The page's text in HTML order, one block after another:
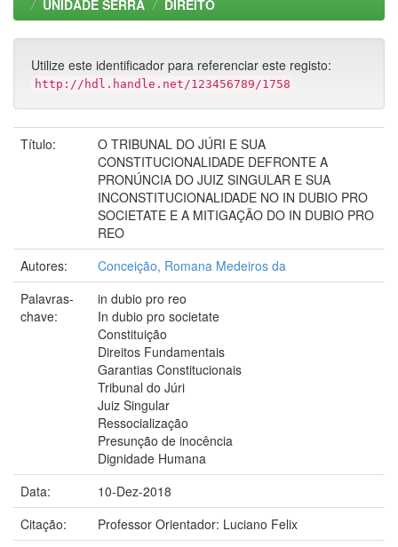
UNIDADE SERRA
DIREITO
Utilize este identificador para referenciar este registo:
http://hdl.handle.net/123456789/1758
Título:
O TRIBUNAL DO JÚRI E SUA
CONSTITUCIONALIDADE DEFRONTE A
PRONÚNCIA DO JUIZ SINGULAR E SUA
INCONSTITUCIONALIDADE NO IN DUBIO PRO
SOCIETATE E A MITIGAÇÃO DO IN DUBIO PRO
REO
Autores:
Conceição, Romana Medeiros da
Palavras-
chave:
in dubio pro reo
In dubio pro societate
Constituição
Direitos Fundamentais
Garantias Constitucionais
Tribunal do Júri
Juiz Singular
Ressocialização
Presunção de inocência
Dignidade Humana
Data:
10-Dez-2018
Citação:
Professor Orientador: Luciano Felix